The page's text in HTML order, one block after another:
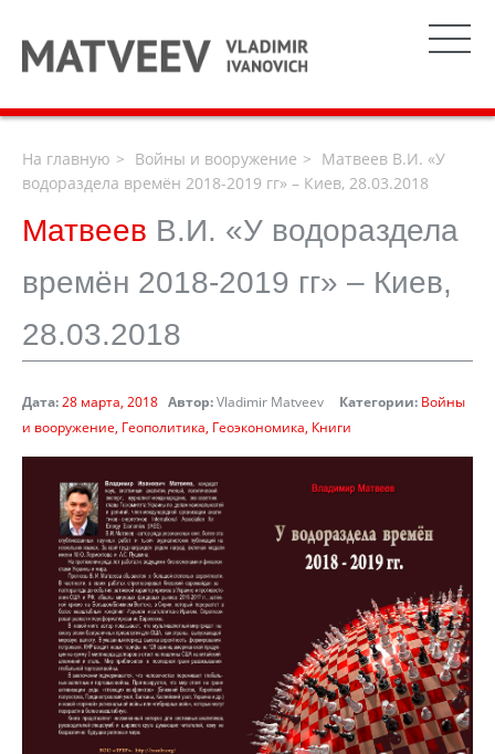
На главную Войны и вооружение
Матвеев В.И. «У
водораздела времён 2018-2019 гг» – Киев, 28.03.2018
Матвеев В.И. «У водораздела
времён 2018-2019 гг» – Киев,
28.03.2018
Дата:28 марта, 2018 Автор:Vladimir Matveev Категории: Войны
и вооружение Геополитика Геоэкономика Книги